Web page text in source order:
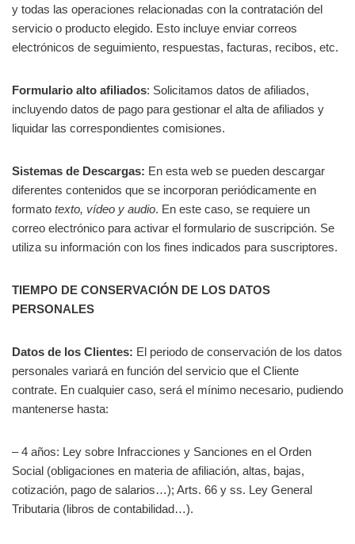
y todas las operaciones relacionadas con la contratación del
servicio o producto elegido. Esto incluye enviar correos
electrónicos de seguimiento, respuestas, facturas, recibos, etc.
Formulario alto afiliados: Solicitamos datos de afiliados,
incluyendo datos de pago para gestionar el alta de afiliados y
liquidar las correspondientes comisiones.
Sistemas de Descargas: En esta web se pueden descargar
diferentes contenidos que se incorporan periódicamente en
formato texto, vídeo y audio. En este caso, se requiere un
correo electrónico para activar el formulario de suscripción. Se
utiliza su información con los fines indicados para suscriptores.
TIEMPO DE CONSERVACIÓN DE LOS DATOS
PERSONALES
Datos de los Clientes: El periodo de conservación de los datos
personales variará en función del servicio que el Cliente
contrate. En cualquier caso, será el mínimo necesario, pudiendo
mantenerse hasta:
– 4 años: Ley sobre Infracciones y Sanciones en el Orden
Social (obligaciones en materia de afiliación, altas, bajas,
cotización, pago de salarios…); Arts. 66 y ss. Ley General
Tributaria (libros de contabilidad…).